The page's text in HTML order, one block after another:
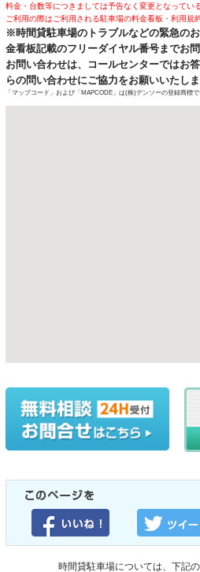
料金・台数等につきましては予告なく変更となってい
ご利用の際はご利用される駐車場の料金看板・利用規
※時間貸駐車場のトラブルなどの緊急の
金看板記載のフリーダイヤル番号までお
お問い合わせは、コールセンターではお
らの問い合わせにご協力をお願いいたしま
「マップコード」および「MAPCODE」は(株)デンソーの登録商標で
時間貸駐車場については、下記